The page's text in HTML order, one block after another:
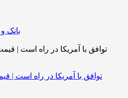
بانک
توافق با آمریکا در راه است |